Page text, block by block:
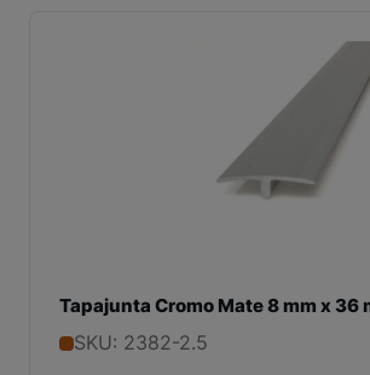
Tapajunta Cromo Mate 8 mm x 36
SKU: 2382-2.5